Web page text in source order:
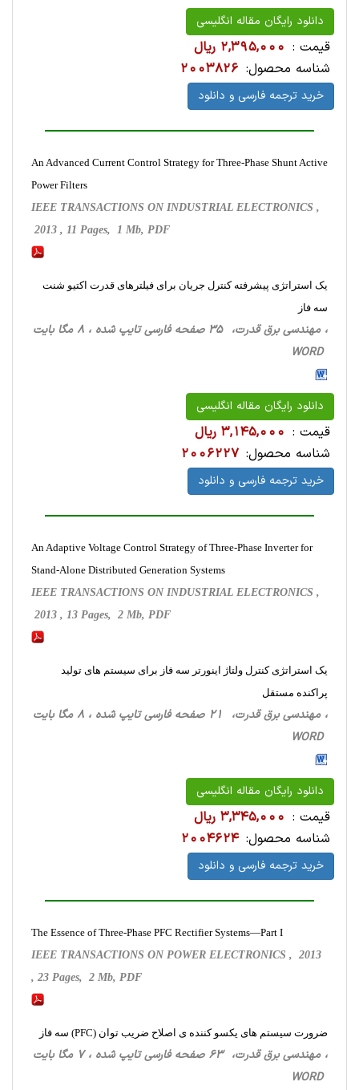
دانلود رایگان مقاله انگلیسی
قیمت : 2,395,000 ریال
شناسه محصول: 2003826
خرید ترجمه فارسی و دانلود
An Advanced Current Control Strategy for Three-Phase Shunt Active
Power Filters
IEEE TRANSACTIONS ON INDUSTRIAL ELECTRONICS ,
2013 , 11 Pages, 1 Mb, PDF
یک استراتژی پیشرفته کنترل جریان برای فیلترهای قدرت اکتیو شنت
سه فاز
، مهندسی برق قدرت، 35 صفحه فارسی تایپ شده ، 8 مگا بایت
WORD
دانلود رایگان مقاله انگلیسی
قیمت : 3,145,000 ریال
شناسه محصول: 2006227
خرید ترجمه فارسی و دانلود
An Adaptive Voltage Control Strategy of Three-Phase Inverter for
Stand-Alone Distributed Generation Systems
IEEE TRANSACTIONS ON INDUSTRIAL ELECTRONICS ,
2013 , 13 Pages, 2 Mb, PDF
یک استراتژی کنترل ولتاژ اینورتر سه فاز برای سیستم های تولید
پراکنده مستقل
، مهندسی برق قدرت، 21 صفحه فارسی تایپ شده ، 8 مگا بایت
WORD
دانلود رایگان مقاله انگلیسی
قیمت : 3,345,000 ریال
شناسه محصول: 2004624
خرید ترجمه فارسی و دانلود
The Essence of Three-Phase PFC Rectifier Systems—Part I
IEEE TRANSACTIONS ON POWER ELECTRONICS , 2013
, 23 Pages, 2 Mb, PDF
ضرورت سیستم های یکسو کننده ی اصلاح ضریب توان (PFC) سه فاز
، مهندسی برق قدرت، 63 صفحه فارسی تایپ شده ، 7 مگا بایت
WORD